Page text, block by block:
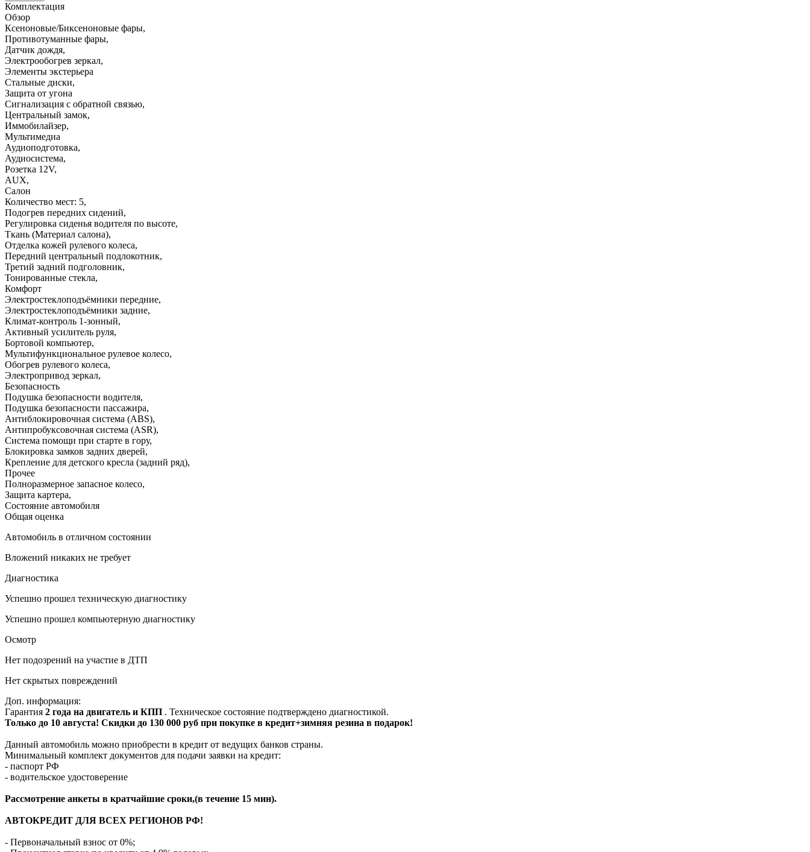
Комплектация
Обзор
Ксеноновые/Биксеноновые фары,
Противотуманные фары,
Датчик дождя,
Электрообогрев зеркал,
Элементы экстерьера
Стальные диски,
Защита от угона
Сигнализация с обратной связью,
Центральный замок,
Иммобилайзер,
Мультимедиа
Аудиоподготовка,
Аудиосистема,
Розетка 12V,
AUX,
Салон
Количество мест: 5,
Подогрев передних сидений,
Регулировка сиденья водителя по высоте,
Ткань (Материал салона),
Отделка кожей рулевого колеса,
Передний центральный подлокотник,
Третий задний подголовник,
Тонированные стекла,
Комфорт
Электростеклоподъёмники передние,
Электростеклоподъёмники задние,
Климат-контроль 1-зонный,
Активный усилитель руля,
Бортовой компьютер,
Мультифункциональное рулевое колесо,
Обогрев рулевого колеса,
Электропривод зеркал,
Безопасность
Подушка безопасности водителя,
Подушка безопасности пассажира,
Антиблокировочная система (ABS),
Антипробуксовочная система (ASR),
Система помощи при старте в гору,
Блокировка замков задних дверей,
Крепление для детского кресла (задний ряд),
Прочее
Полноразмерное запасное колесо,
Защита картера,
Состояние автомобиля
Общая оценка
Автомобиль в отличном состоянии
Вложений никаких не требует
Диагностика
Успешно прошел техническую диагностику
Успешно прошел компьютерную диагностику
Осмотр
Нет подозрений на участие в ДТП
Нет скрытых повреждений
Доп. информация:
Гарантия 2 года на двигатель и КПП . Техническое состояние подтверждено диагностикой.
Только до 10 августа! Скидки до 130 000 руб при покупке в кредит+зимняя резина в подарок!
Данный автомобиль можно приобрести в кредит от ведущих банков страны.
Минимальный комплект документов для подачи заявки на кредит:
- паспорт РФ
- водительское удостоверение
Рассмотрение анкеты в кратчайшие сроки,(в течение 15 мин).
АВТОКРЕДИТ ДЛЯ ВСЕХ РЕГИОНОВ РФ!
- Первоначальный взнос от 0%;